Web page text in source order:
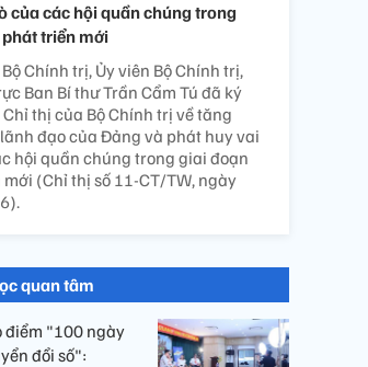
của các hội quần chúng trong
triển mới
Chính trị, Ủy viên Bộ Chính trị,
Ban Bí thư Trần Cẩm Tú đã ký
thị của Bộ Chính trị về tăng
đạo của Đảng và phát huy vai
hội quần chúng trong giai đoạn
(Chỉ thị số 11-CT/TW, ngày
quan tâm
điểm "100 ngày
đổi số":